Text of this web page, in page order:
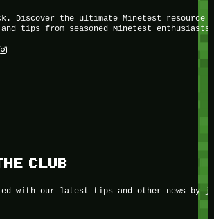
Discover the ultimate Minetest
and tips from seasoned Minetest enthusiasts.
CLUB
with our latest tips and other news by